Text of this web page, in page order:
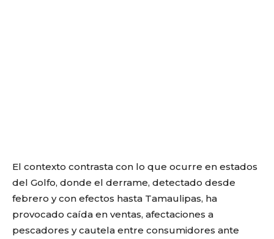
El contexto contrasta con lo que ocurre en estados
del Golfo, donde el derrame, detectado desde
febrero y con efectos hasta Tamaulipas, ha
provocado caída en ventas, afectaciones a
pescadores y cautela entre consumidores ante